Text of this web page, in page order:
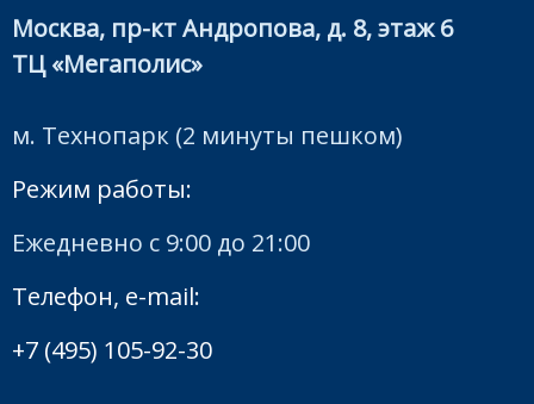
Москва, пр-кт Андропова, д. 8, этаж 6
ТЦ «Мегаполис»
м. Технопарк (2 минуты пешком)
Режим работы:
Ежедневно с 9:00 до 21:00
Телефон, e-mail:
+7 (495) 105-92-30